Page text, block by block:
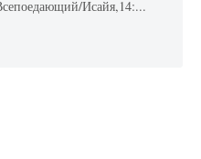
Исайя,14:...